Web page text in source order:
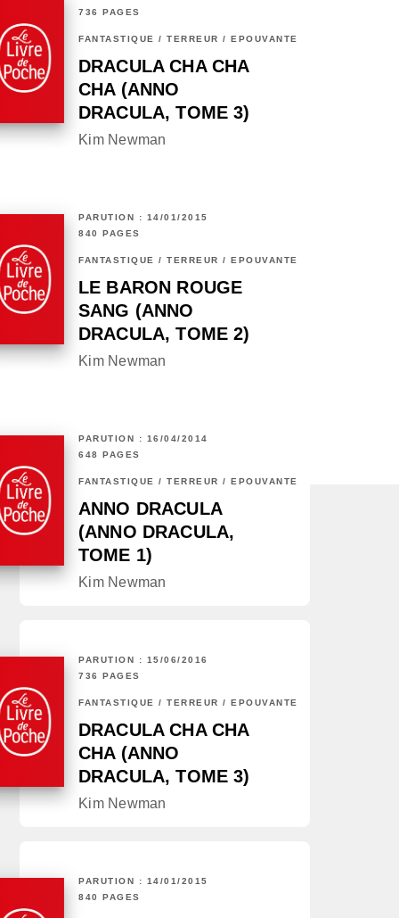
736 PAGES
FANTASTIQUE / TERREUR / EPOUVANTE
DRACULA CHA CHA
CHA (ANNO
DRACULA, TOME 3)
Kim Newman
PARUTION : 14/01/2015
840 PAGES
FANTASTIQUE / TERREUR / EPOUVANTE
LE BARON ROUGE
SANG (ANNO
DRACULA, TOME 2)
Kim Newman
PARUTION : 16/04/2014
648 PAGES
FANTASTIQUE / TERREUR / EPOUVANTE
ANNO DRACULA
(ANNO DRACULA,
TOME 1)
Kim Newman
PARUTION : 15/06/2016
736 PAGES
FANTASTIQUE / TERREUR / EPOUVANTE
DRACULA CHA CHA
CHA (ANNO
DRACULA, TOME 3)
Kim Newman
PARUTION : 14/01/2015
840 PAGES